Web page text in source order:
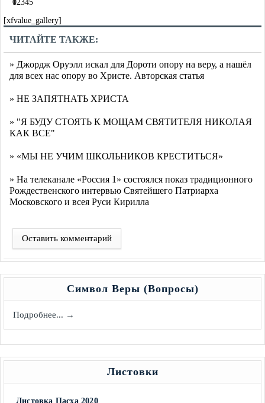
0
12345
[xfvalue_gallery]
ЧИТАЙТЕ ТАКЖЕ:
» Джордж Оруэлл искал для Дороти опору на веру, а нашёл
для всех нас опору во Христе. Авторская статья
» НЕ ЗАПЯТНАТЬ ХРИСТА
» "Я БУДУ СТОЯТЬ К МОЩАМ СВЯТИТЕЛЯ НИКОЛАЯ
КАК ВСЕ"
» «МЫ НЕ УЧИМ ШКОЛЬНИКОВ КРЕСТИТЬСЯ»
» На телеканале «Россия 1» состоялся показ традиционного
Рождественского интервью Святейшего Патриарха
Московского и всея Руси Кирилла
Оставить комментарий
Символ Веры (Вопросы)
Подробнее... →
Листовки
Листовка Пасха 2020